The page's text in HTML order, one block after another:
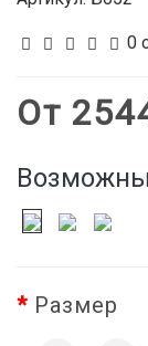
0
От
Размер